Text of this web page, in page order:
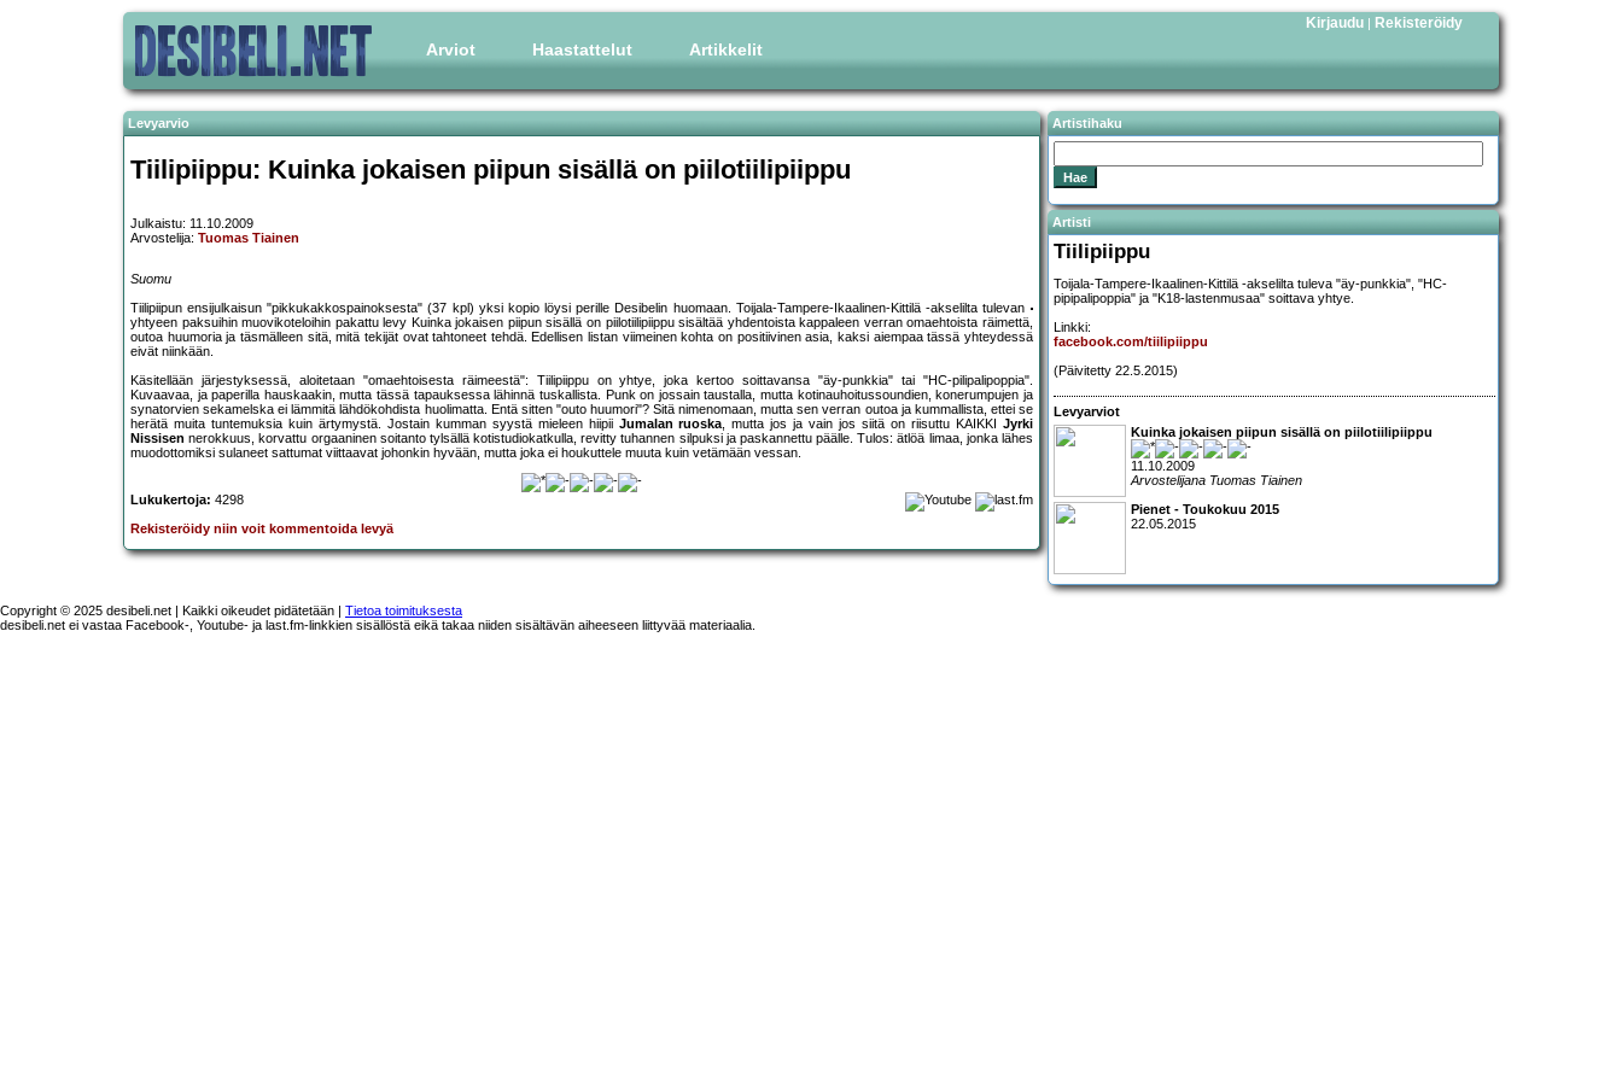
Arviot Haastattelut Artikkelit
Kirjaudu | Rekisteröidy
Levyarvio
Tiilipiippu: Kuinka jokaisen piipun sisällä on piilotiilipiippu
Julkaistu: 11.10.2009
Arvostelija: Tuomas Tiainen
Suomu
Tiilipiipun ensijulkaisun "pikkukakkospainoksesta" (37 kpl) yksi kopio löysi perille Desibelin huomaan. Toijala-Tampere-Ikaalinen-Kittilä -akselilta tulevan
yhtyeen paksuihin muovikoteloihin pakattu levy Kuinka jokaisen piipun sisällä on piilotiilipiippu sisältää yhdentoista kappaleen verran omaehtoista räimettä,
outoa huumoria ja täsmälleen sitä, mitä tekijät ovat tahtoneet tehdä. Edellisen listan viimeinen kohta on positiivinen asia, kaksi aiempaa tässä yhteydessä
eivät niinkään.
Käsitellään järjestyksessä, aloitetaan "omaehtoisesta räimeestä": Tiilipiippu on yhtye, joka kertoo soittavansa "äy-punkkia" tai "HC-pilipalipoppia".
Kuvaavaa, ja paperilla hauskaakin, mutta tässä tapauksessa lähinnä tuskallista. Punk on jossain taustalla, mutta kotinauhoitussoundien, konerumpujen ja
synatorvien sekamelska ei lämmitä lähdökohdista huolimatta. Entä sitten "outo huumori"? Sitä nimenomaan, mutta sen verran outoa ja kummallista, ettei se
herätä muita tuntemuksia kuin ärtymystä. Jostain kumman syystä mieleen hiipii Jumalan ruoska, mutta jos ja vain jos siitä on riisuttu KAIKKI Jyrki
Nissisen nerokkuus, korvattu orgaaninen soitanto tylsällä kotistudiokatkulla, revitty tuhannen silpuksi ja paskannettu päälle. Tulos: ätlöä limaa, jonka lähes
muodottomiksi sulaneet sattumat viittaavat johonkin hyvään, mutta joka ei houkuttele muuta kuin vetämään vessan.
Lukukertoja: 4298
Rekisteröidy niin voit kommentoida levyä
Artistihaku
Artisti
Tiilipiippu
Toijala-Tampere-Ikaalinen-Kittilä -akselilta tuleva "äy-punkkia", "HC-
pipipalipoppia" ja "K18-lastenmusaa" soittava yhtye.
Linkki:
facebook.com/tiilipiippu
(Päivitetty 22.5.2015)
Levyarviot
Kuinka jokaisen piipun sisällä on piilotiilipiippu
11.10.2009
Arvostelijana Tuomas Tiainen
Pienet - Toukokuu 2015
22.05.2015
Copyright © 2025 desibeli.net | Kaikki oikeudet pidätetään | Tietoa toimituksesta
desibeli.net ei vastaa Facebook-, Youtube- ja last.fm-linkkien sisällöstä eikä takaa niiden sisältävän aiheeseen liittyvää materiaalia.